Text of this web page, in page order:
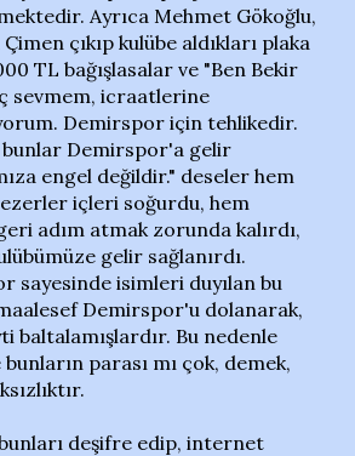
Ayrıca Mehmet Gökoğlu,
çıkıp kulübe aldıkları plaka
TL bağışlasalar ve "Ben Bekir
sevmem, icraatlerine
Demirspor için tehlikedir.
Demirspor'a gelir
engel değildir." deseler hem
içleri soğurdu, hem
adım atmak zorunda kalırdı,
gelir sağlanırdı.
sayesinde isimleri duyılan bu
Demirspor'u dolanarak,
baltalamışlardır. Bu nedenle
parası mı çok, demek,
deşifre edip, internet